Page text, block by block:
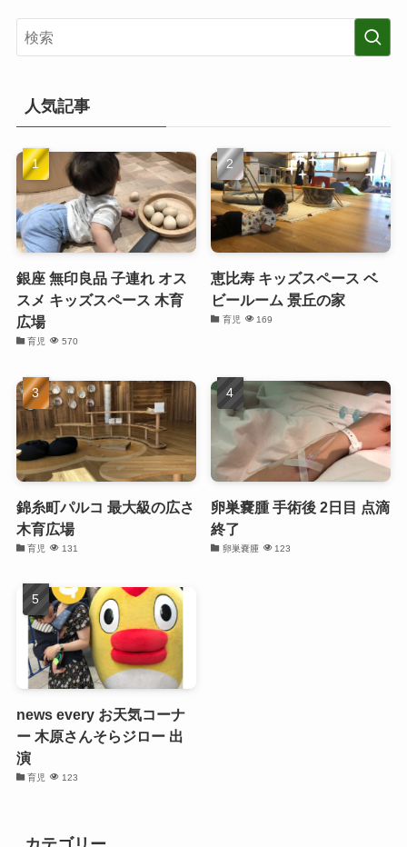
人気記事
銀座 無印良品 子連れ オス
スメ キッズスペース 木育
広場
育児 570
恵比寿 キッズスペース ベ
ビールーム 景丘の家
育児 169
錦糸町パルコ 最大級の広さ
木育広場
育児 131
卵巣嚢腫 手術後 2日目 点滴
終了
卵巣嚢腫 123
news every お天気コーナ
ー 木原さんそらジロー 出
演
育児 123